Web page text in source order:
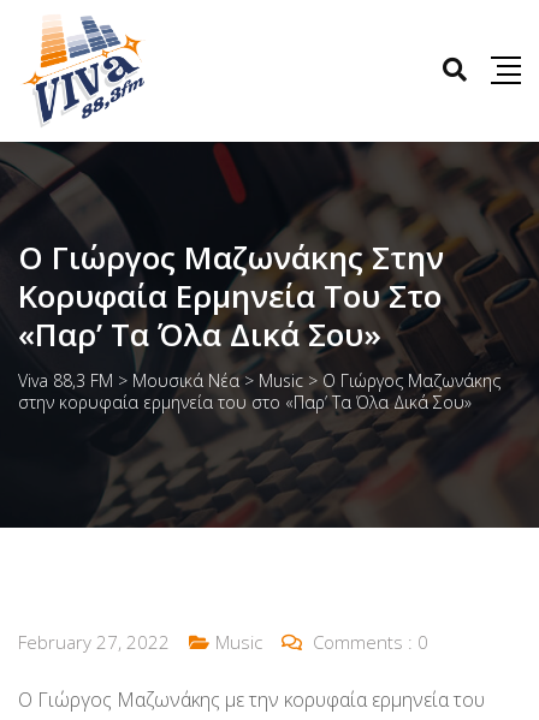
Ο Γιώργος Μαζωνάκης Στην
Κορυφαία Ερμηνεία Του Στο
«Παρ’ Τα Όλα Δικά Σου»
Viva 88,3 FM > Μουσικά Νέα > Music > Ο Γιώργος Μαζωνάκης
στην κορυφαία ερμηνεία του στο «Παρ’ Τα Όλα Δικά Σου»
February 27, 2022 Music Comments : 0
Ο Γιώργος Μαζωνάκης με την κορυφαία ερμηνεία του